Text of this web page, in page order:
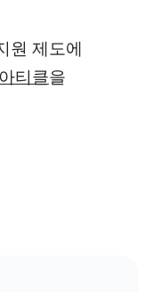
원 제도에
티클을